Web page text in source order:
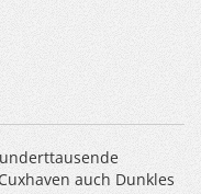
auch Dunkles